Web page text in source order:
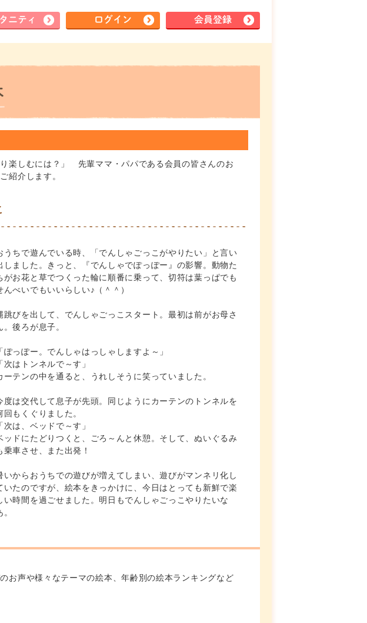
ニティ ログイン 会員登録
楽しむには？」 先輩ママ・パパである会員の皆さんのお
紹介します。
うちで遊んでいる時、「でんしゃごっこがやりたい」と言い
しました。きっと、『でんしゃでぽっぽー』の影響。動物た
がお花と草でつくった輪に順番に乗って、切符は葉っぱでも
んべいでもいいらしい♪（＾＾）
跳びを出して、でんしゃごっこスタート。最初は前がお母さ
。後ろが息子。
「ぽっぽー。でんしゃはっしゃしますよ～」
「次はトンネルで～す」
ーテンの中を通ると、うれしそうに笑っていました。
度は交代して息子が先頭。同じようにカーテンのトンネルを
回もくぐりました。
「次は、ベッドで～す」
ッドにたどりつくと、ごろ～んと休憩。そして、ぬいぐるみ
乗車させ、また出発！
いからおうちでの遊びが増えてしまい、遊びがマンネリ化し
いたのですが、絵本をきっかけに、今日はとっても新鮮で楽
い時間を過ごせました。明日もでんしゃごっこやりたいな
。
お声や様々なテーマの絵本、年齢別の絵本ランキングなど